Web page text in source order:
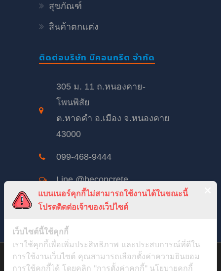
สุขภัณฑ์
สินค้าตกแต่ง
ติดต่อบริษัท บีคอนกรีต จำกัด
305 ม. 11 ถ.หนองคาย-
โพนพิสัย
ต.หาดคำ อ.เมือง จ.หนองคาย
43000
099-468-9444
Line @beconcrete
beconcrete@hotmail.com
BeConcreteTH
จันทร์ – เสาร์: 8:00 – 17:00
อาทิตย์ 8:00 – 12:00
สวัสดีค่ะ เราจะขออนุญาตเก็บ Cookie จากคุณหน่อยได้มั้ย ? เพื่อที่เรา
จะได้นำข้อมูลไปวิเคราะห์เพื่อปรับปรุงบทความ และเว็บไซต์ให้ตรง
แบนเนอร์คุกกี้ไม่สามารถใช้งานได้ในขณะนี้
โปรดติดต่อเจ้าของเว็ปไซต์
เว็บไซต์นี้ใช้คุกกี้
เราใช้คุกกี้เพื่อเพิ่มประสิทธิภาพ และประสบการณ์ที่ดีใน
การใช้งานเว็บไซต์ คุณสามารถเลือกตั้งค่าความยินยอม
การใช้คุกกี้ได้ โดยคลิก "การตั้งค่าคุกกี้" นโยบายคุกกี้